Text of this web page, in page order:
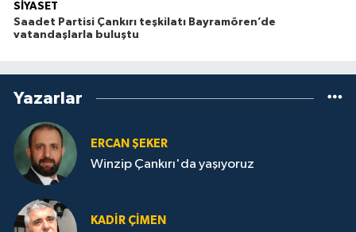
SİYASET
Saadet Partisi Çankırı teşkilatı Bayramören’de
vatandaşlarla buluştu
Yazarlar
ERCAN ŞEKER
Winzip Çankırı'da yaşıyoruz
KADIR ÇIMEN